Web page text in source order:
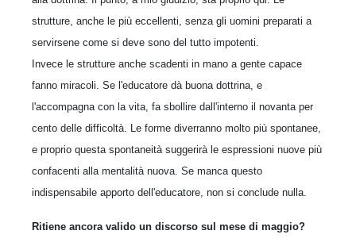
strutture, anche le più eccellenti, senza gli uomini preparati a
servirsene come si deve sono del tutto impotenti.
Invece le strutture anche scadenti in mano a gente capace
fanno miracoli. Se l'educatore dà buona dottrina, e
l'accompagna con la vita, fa sbollire dall'interno il novanta per
cento delle difficoltà. Le forme diverranno molto più spontanee,
e proprio questa spontaneità suggerirà le espressioni nuove più
confacenti alla mentalità nuova. Se manca questo
indispensabile apporto dell'educatore, non si conclude nulla.
Ritiene ancora valido un discorso sul mese di maggio?